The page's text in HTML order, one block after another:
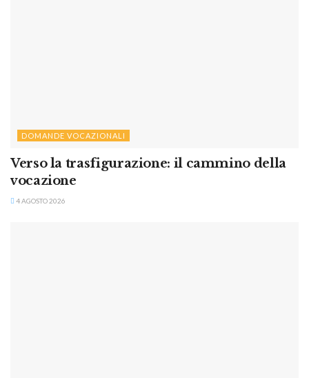
DOMANDE VOCAZIONALI
Verso la trasfigurazione: il cammino della
vocazione
4 AGOSTO 2026